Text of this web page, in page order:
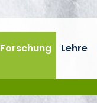
Forschung Lehre